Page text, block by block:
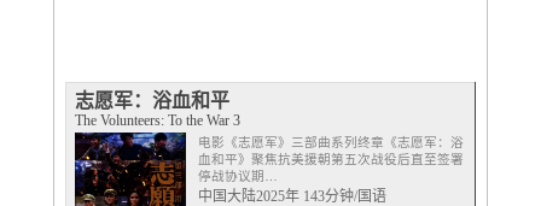
志愿军：浴血和平
The Volunteers: To the War 3
电影《志愿军》三部曲系列终章《志愿军：浴
血和平》聚焦抗美援朝第五次战役后直至签署
停战协议期…
中国大陆2025年 143分钟/国语